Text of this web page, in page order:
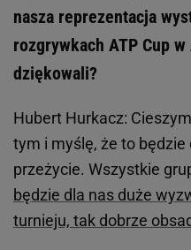
nasza reprezentacja
rozgrywkach ATP Cup
dziękowali?
Hubert Hurkacz:
tym i myślę, że to
przeżycie. Wszystkie
będzie dla nas duże
turnieju, tak dobrze